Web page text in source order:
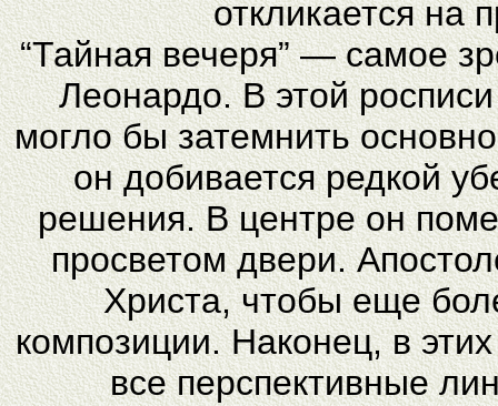
откликается на
“Тайная вечеря” — самое
Леонардо. В этой росписи
могло бы затемнить
он добивается редкой
решения. В центре он
просветом двери.
Христа, чтобы еще
композиции. Наконец, в
все перспективные